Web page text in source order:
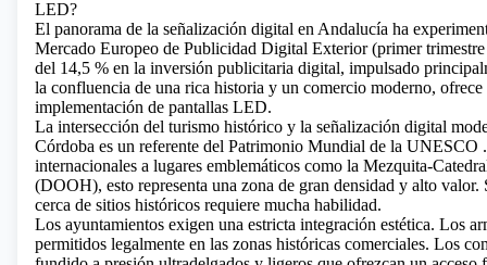
LED?
El panorama de la señalización digital en Andalucía ha
Mercado Europeo de Publicidad Digital Exterior (primer
del 14,5 % en la inversión publicitaria digital, impulsado
la confluencia de una rica historia y un comercio moderno,
implementación de pantallas LED.
La intersección del turismo histórico y la señalización digital
Córdoba es un referente del Patrimonio Mundial de la UNESCO
internacionales a lugares emblemáticos como la Mezquita-
(DOOH), esto representa una zona de gran densidad y alto
cerca de sitios históricos requiere mucha habilidad.
Los ayuntamientos exigen una estricta integración estética. Los
permitidos legalmente en las zonas históricas comerciales. Los